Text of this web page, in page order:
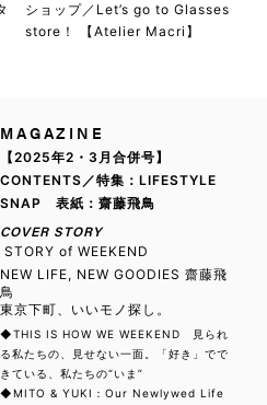
ショップ／Let’s go to Glasses
store！ 【Atelier Macri】
MAGAZINE
【2025年2・3月合併号】
CONTENTS／特集：LIFESTYLE
SNAP 表紙：齋藤飛鳥
COVER STORY
STORY of WEEKEND
NEW LIFE, NEW GOODIES 齋藤飛
鳥
東京下町、いいモノ探し。
◆THIS IS HOW WE WEEKEND 見られ
る私たちの、見せない一面。「好き」でで
きている、私たちの“いま”
◆MITO & YUKI：Our Newlywed Life